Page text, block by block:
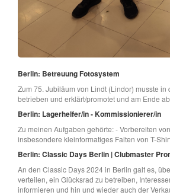
Berlin: Betreuung Fotosystem
Zum 75. Jubiläum von Lindt (Lindor) musste
betrieben und erklärt/promotet und am Ende
Berlin: Lagerhelfer/in - Kommissionierer/in
Zu meinen Aufgaben gehörte: - Vorbereiten
insbesondere kleinformatiges Falten von T-
Berlin: Classic Days Berlin | Clubmaster
An den Classic Days 2024 in Berlin galt es,
verteilen, ein Glücksrad zu betreiben,
informieren und hin und wieder auch der